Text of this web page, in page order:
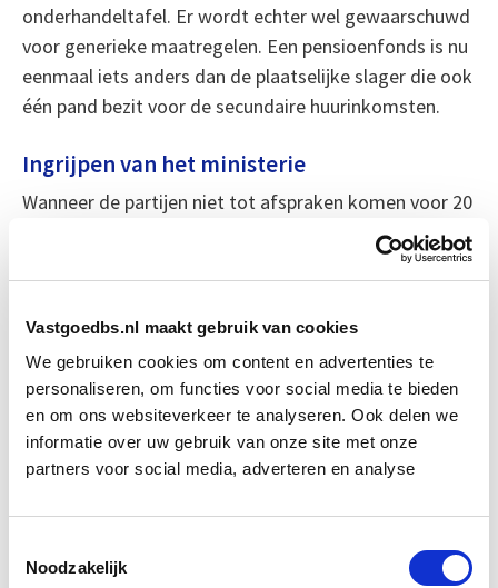
Vastgoedbs.nl maakt gebruik van cookies
We gebruiken cookies om content en advertenties te
personaliseren, om functies voor social media te bieden
en om ons websiteverkeer te analyseren. Ook delen we
informatie over uw gebruik van onze site met onze
partners voor social media, adverteren en analyse
Noodzakelijk
onderhandeltafel. Er wordt echter wel gewaarschuwd
voor generieke maatregelen. Een pensioenfonds is nu
eenmaal iets anders dan de plaatselijke slager die ook
één pand bezit voor de secundaire huurinkomsten.
Ingrijpen van het ministerie
Wanneer de partijen niet tot afspraken komen voor 20
april, dan kan het ministerie ingrijpen. Dit zou zelfs tot
een noodwet kunnen leiden wanneer geen andere
dat de onderhandelingen opnieuw op niets uitlopen.
De emoties zijn sterk en de sessie verlopen
allesbehalve soepel.
Gebrek aan vertrouwen
De winkeliers laten weten weinig vertrouwen in de
Dit is ontstaan door de starre opstelling van een deel